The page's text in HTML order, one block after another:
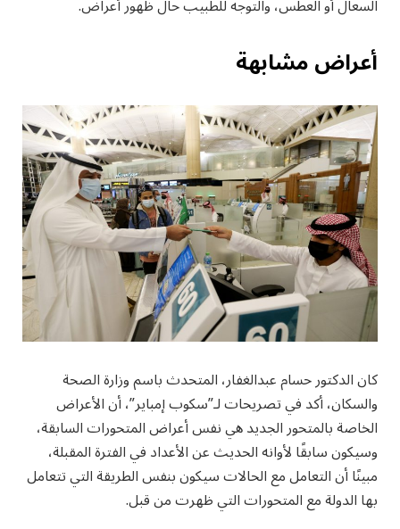
السعال أو العطس، والتوجه للطبيب حال ظهور أعراض.
أعراض مشابهة
كان الدكتور حسام عبدالغفار، المتحدث باسم وزارة الصحة
والسكان، أكد في تصريحات لـ”سكوب إمباير”، أن الأعراض
الخاصة بالمتحور الجديد هي نفس أعراض المتحورات السابقة،
وسيكون سابقًا لأوانه الحديث عن الأعداد في الفترة المقبلة،
مبينًا أن التعامل مع الحالات سيكون بنفس الطريقة التي تتعامل
بها الدولة مع المتحورات التي ظهرت من قبل.